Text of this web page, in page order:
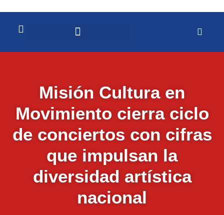
Misión Cultura en
Movimiento cierra ciclo
de conciertos con cifras
que impulsan la
diversidad artística
nacional